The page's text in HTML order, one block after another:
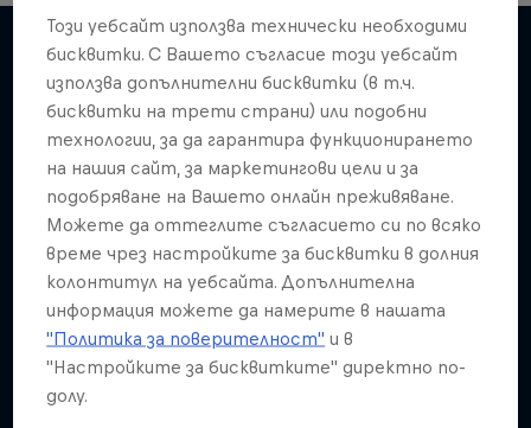
Подобни
Този уебсайт използва технически необходими
бисквитки. С Вашето съгласие този уебсайт
използва допълнителни бисквитки (в т.ч.
бисквитки на трети страни) или подобни
технологии, за да гарантира функционирането
на нашия сайт, за маркетингови цели и за
подобряване на Вашето онлайн преживяване.
Можете да оттеглите съгласието си по всяко
време чрез настройките за бисквитки в долния
колонтитул на уебсайта. Допълнителна
информация можете да намерите в нашата
"Политика за поверителност" и в
"Настройките за бисквитките" директно по-
долу.